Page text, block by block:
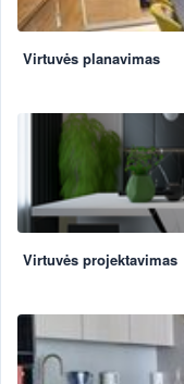
Virtuvės planavimas
Virtuvės projektavimas